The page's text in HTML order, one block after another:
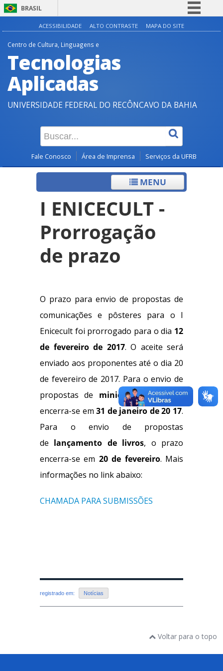
BRASIL
Simplifique!
Canais
ACESSIBILIDADE ALTO CONTRASTE MAPA DO SITE
Centro de Cultura, Linguagens e
Tecnologias
Aplicadas
UNIVERSIDADE FEDERAL DO RECÔNCAVO DA BAHIA
Fale Conosco Área de Imprensa Serviços da UFRB
MENU
I ENICECULT -
Prorrogação
de prazo
O prazo para envio de propostas de
comunicações e pôsteres para o I
Enicecult foi prorrogado para o dia 12
de fevereiro de 2017. O aceite será
enviado aos proponentes até o dia 20
de fevereiro de 2017. Para o envio de
propostas de minicursos, o prazo
encerra-se em31 de janeiro de 20 17.
Para o envio de propostas
de lançamento de livros, o prazo
encerra-se em 20 de fevereiro. Mais
informações no link abaixo:
CHAMADA PARA SUBMISSÕES
registrado em: Notícias
Voltar para o topo